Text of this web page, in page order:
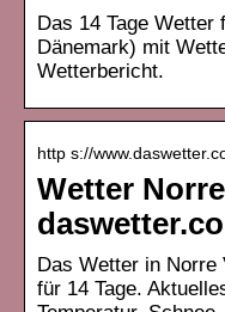
Das 14 Tage Wetter
Dänemark) mit
Wetterbericht.
http s://
Wetter
Das Wetter in Norre
für 14 Tage.